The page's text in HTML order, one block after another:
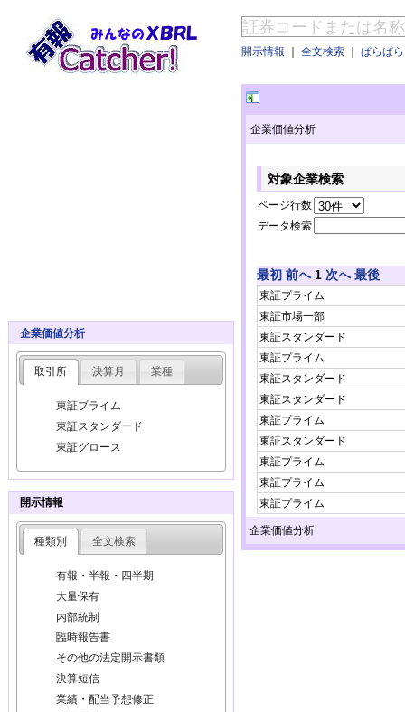
開示情報 ｜ 全文検索 ｜ ぱらぱ
企業価値分析
対象企業検索
ページ行数
データ検索
最初 前へ 1 次へ 最後
東証プライム
東証市場一部
東証スタンダード
東証プライム
東証スタンダード
東証スタンダード
東証プライム
東証スタンダード
東証プライム
東証プライム
東証プライム
企業価値分析
企業価値分析
取引所 決算月 業種
東証プライム
東証スタンダード
東証グロース
開示情報
種類別 全文検索
有報・半報・四半期
大量保有
内部統制
臨時報告書
その他の法定開示書類
決算短信
業績・配当予想修正